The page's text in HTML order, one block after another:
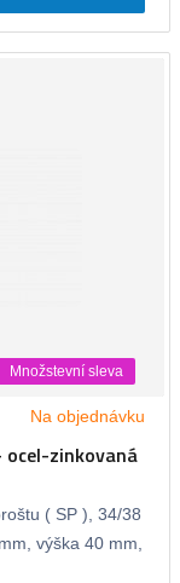
Množstevní sleva
Na objednávku
zinkovaná
( SP ), 34/38
výška 40 mm,